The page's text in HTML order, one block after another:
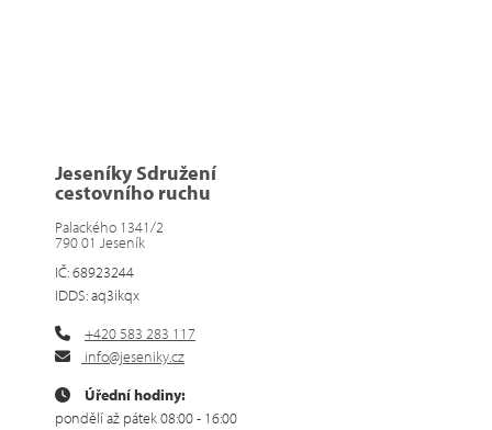
Jeseníky Sdružení
cestovního ruchu
Palackého 1341/2
790 01 Jeseník
IČ: 68923244
IDDS: aq3ikqx
+420 583 283 117
info@jeseniky.cz
Úřední hodiny:
pondělí až pátek 08:00 - 16:00